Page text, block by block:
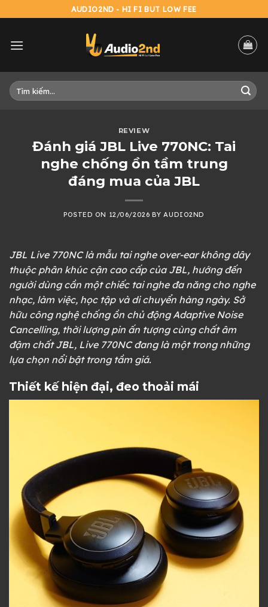
to
AUDIO2ND - HI FI BUT LOW FEE
Tìm
kiếm:
REVIEW
Đánh giá JBL Live 770NC: Tai
nghe chống ồn tầm trung
đáng mua của JBL
POSTED ON 12/06/2026 BYAUDIO2ND
JBL Live 770NC là mẫu tai nghe over-ear không dây
thuộc phân khúc cận cao cấp của JBL, hướng đến
người dùng cần một chiếc tai nghe đa năng cho nghe
nhạc, làm việc, học tập và di chuyển hàng ngày. Sở
hữu công nghệ chống ồn chủ động Adaptive Noise
Cancelling, thời lượng pin ấn tượng cùng chất âm
đậm chất JBL, Live 770NC đang là một trong những
lựa chọn nổi bật trong tầm giá.
Thiết kế hiện đại, đeo thoải mái